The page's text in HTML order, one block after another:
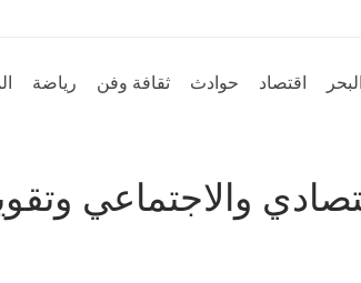
اقتصاد حوادث ثقافة وفن رياضة
والاجتماعي